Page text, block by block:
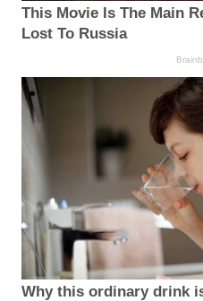
This Movie Is The Main
Lost To Russia
Why this ordinary drink